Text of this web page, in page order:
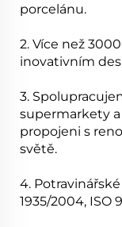
porcelánu.
2. Více než
inovativním
3.
supermarkety
propojeni s
světě.
4. Potravinářské
1935/2004, ISO